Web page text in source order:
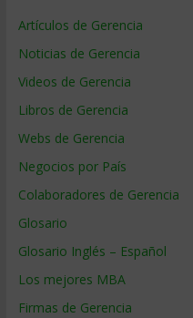
Artículos de Gerencia
Noticias de Gerencia
Videos de Gerencia
Libros de Gerencia
Webs de Gerencia
Negocios por País
Colaboradores de Gerencia
Glosario
Glosario Inglés – Español
Los mejores MBA
Firmas de Gerencia